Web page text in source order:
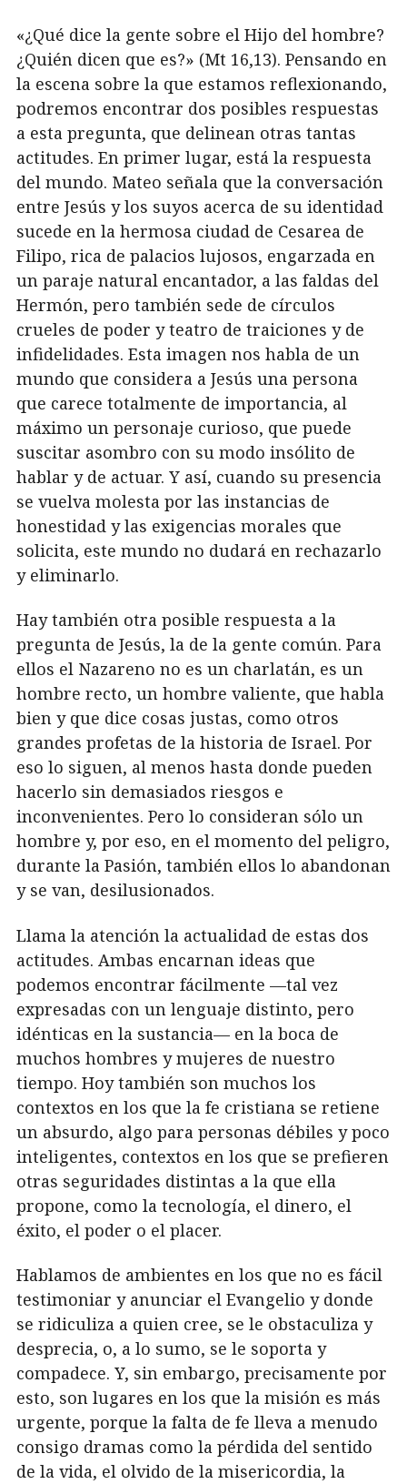
«¿Qué dice la gente sobre el Hijo del hombre?
¿Quién dicen que es?» (Mt 16,13). Pensando en
la escena sobre la que estamos reflexionando,
podremos encontrar dos posibles respuestas
a esta pregunta, que delinean otras tantas
actitudes. En primer lugar, está la respuesta
del mundo. Mateo señala que la conversación
entre Jesús y los suyos acerca de su identidad
sucede en la hermosa ciudad de Cesarea de
Filipo, rica de palacios lujosos, engarzada en
un paraje natural encantador, a las faldas del
Hermón, pero también sede de círculos
crueles de poder y teatro de traiciones y de
infidelidades. Esta imagen nos habla de un
mundo que considera a Jesús una persona
que carece totalmente de importancia, al
máximo un personaje curioso, que puede
suscitar asombro con su modo insólito de
hablar y de actuar. Y así, cuando su presencia
se vuelva molesta por las instancias de
honestidad y las exigencias morales que
solicita, este mundo no dudará en rechazarlo
y eliminarlo.
Hay también otra posible respuesta a la
pregunta de Jesús, la de la gente común. Para
ellos el Nazareno no es un charlatán, es un
hombre recto, un hombre valiente, que habla
bien y que dice cosas justas, como otros
grandes profetas de la historia de Israel. Por
eso lo siguen, al menos hasta donde pueden
hacerlo sin demasiados riesgos e
inconvenientes. Pero lo consideran sólo un
hombre y, por eso, en el momento del peligro,
durante la Pasión, también ellos lo abandonan
y se van, desilusionados.
Llama la atención la actualidad de estas dos
actitudes. Ambas encarnan ideas que
podemos encontrar fácilmente —tal vez
expresadas con un lenguaje distinto, pero
idénticas en la sustancia— en la boca de
muchos hombres y mujeres de nuestro
tiempo. Hoy también son muchos los
contextos en los que la fe cristiana se retiene
un absurdo, algo para personas débiles y poco
inteligentes, contextos en los que se prefieren
otras seguridades distintas a la que ella
propone, como la tecnología, el dinero, el
éxito, el poder o el placer.
Hablamos de ambientes en los que no es fácil
testimoniar y anunciar el Evangelio y donde
se ridiculiza a quien cree, se le obstaculiza y
desprecia, o, a lo sumo, se le soporta y
compadece. Y, sin embargo, precisamente por
esto, son lugares en los que la misión es más
urgente, porque la falta de fe lleva a menudo
consigo dramas como la pérdida del sentido
de la vida, el olvido de la misericordia, la